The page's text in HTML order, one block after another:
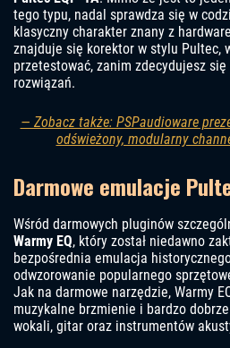
tego typu, nadal sprawdza się w
klasyczny charakter znany z
znajduje się korektor w stylu Pultec,
przetestować, zanim zdecydujesz
rozwiązań.
— Zobacz także: PSPaudioware
odświeżony, modularny
Darmowe emulacje
Wśród darmowych pluginów
Warmy EQ, który został niedawno
bezpośrednia emulacja
odwzorowanie popularnego
Jak na darmowe narzędzie, Warmy
muzykalne brzmienie i bardzo
wokali, gitar oraz instrumentów